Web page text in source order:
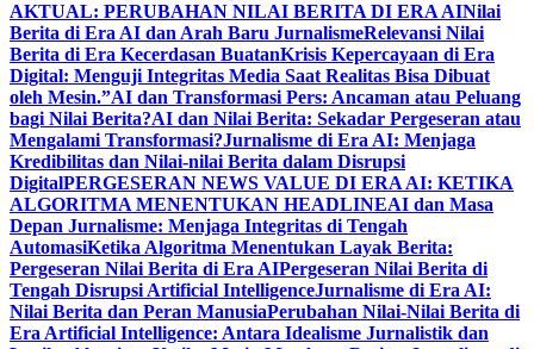
AKTUAL: PERUBAHAN NILAI BERITA DI ERA AINilai
Berita di Era AI dan Arah Baru JurnalismeRelevansi Nilai
Berita di Era Kecerdasan BuatanKrisis Kepercayaan di Era
Digital: Menguji Integritas Media Saat Realitas Bisa Dibuat
oleh Mesin.”AI dan Transformasi Pers: Ancaman atau Peluang
bagi Nilai Berita?AI dan Nilai Berita: Sekadar Pergeseran atau
Mengalami Transformasi?Jurnalisme di Era AI: Menjaga
Kredibilitas dan Nilai-nilai Berita dalam Disrupsi
DigitalPERGESERAN NEWS VALUE DI ERA AI: KETIKA
ALGORITMA MENENTUKAN HEADLINEAI dan Masa
Depan Jurnalisme: Menjaga Integritas di Tengah
AutomasiKetika Algoritma Menentukan Layak Berita:
Pergeseran Nilai Berita di Era AIPergeseran Nilai Berita di
Tengah Disrupsi Artificial IntelligenceJurnalisme di Era AI:
Nilai Berita dan Peran ManusiaPerubahan Nilai-Nilai Berita di
Era Artificial Intelligence: Antara Idealisme Jurnalistik dan